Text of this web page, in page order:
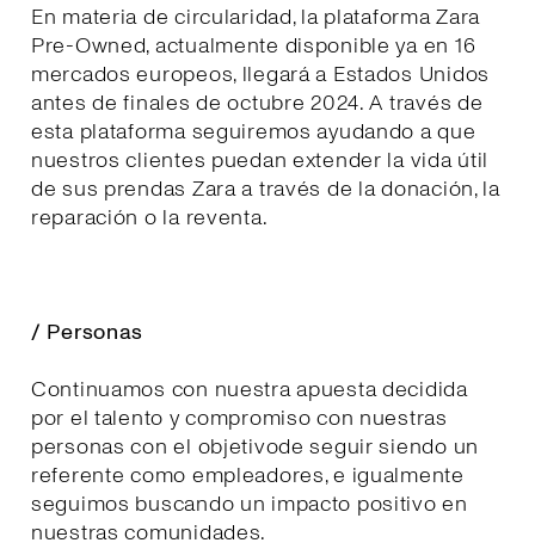
En materia de circularidad, la plataforma Zara
Pre-Owned, actualmente disponible ya en 16
mercados europeos, llegará a Estados Unidos
antes de finales de octubre 2024. A través de
esta plataforma seguiremos ayudando a que
nuestros clientes puedan extender la vida útil
de sus prendas Zara a través de la donación, la
reparación o la reventa.
/ Personas
Continuamos con nuestra apuesta decidida
por el talento y compromiso con nuestras
personas con el objetivode seguir siendo un
referente como empleadores, e igualmente
seguimos buscando un impacto positivo en
nuestras comunidades.